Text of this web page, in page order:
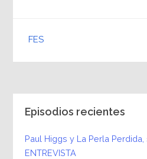
FES
Episodios recientes
Paul Higgs y La Perla
ENTREVISTA